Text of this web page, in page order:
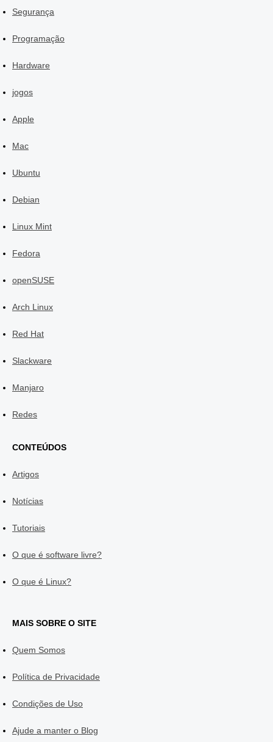
Segurança
Programação
Hardware
jogos
Apple
Mac
Ubuntu
Debian
Linux Mint
Fedora
openSUSE
Arch Linux
Red Hat
Slackware
Manjaro
Redes
CONTEÚDOS
Artigos
Notícias
Tutoriais
O que é software livre?
O que é Linux?
MAIS SOBRE O SITE
Quem Somos
Política de Privacidade
Condições de Uso
Ajude a manter o Blog